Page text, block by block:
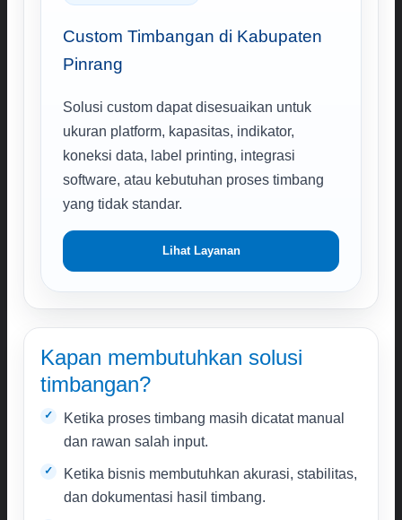
Custom Timbangan di Kabupaten
Pinrang
Solusi custom dapat disesuaikan untuk
ukuran platform, kapasitas, indikator,
koneksi data, label printing, integrasi
software, atau kebutuhan proses timbang
yang tidak standar.
Lihat Layanan
Kapan membutuhkan solusi
timbangan?
Ketika proses timbang masih dicatat manual
dan rawan salah input.
Ketika bisnis membutuhkan akurasi, stabilitas,
dan dokumentasi hasil timbang.